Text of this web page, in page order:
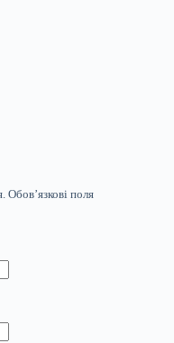
Обов’язкові поля